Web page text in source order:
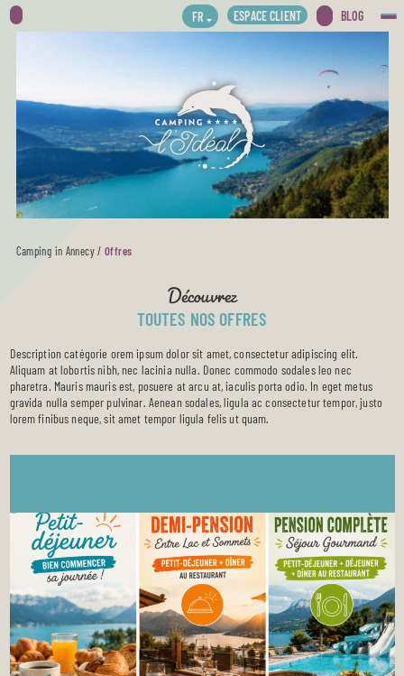
FR ESPACE CLIENT BLOG
Camping in Annecy/Offres Découvrez
TOUTES NOS OFFRES
Description catégorie orem ipsum dolor sit amet, consectetur adipiscing elit.
Aliquam at lobortis nibh, nec lacinia nulla. Donec commodo sodales leo nec
pharetra. Mauris mauris est, posuere at arcu at, iaculis porta odio. In eget metus
gravida nulla semper pulvinar. Aenean sodales, ligula ac consectetur tempor, justo
lorem finibus neque, sit amet tempor ligula felis ut quam.